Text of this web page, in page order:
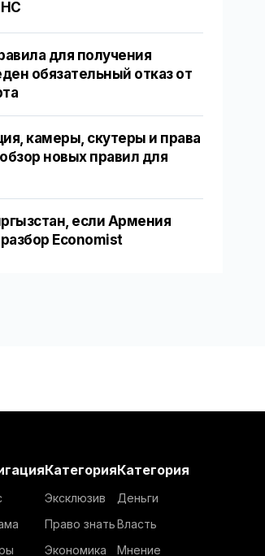
для получения
обязательный отказ от
камеры, скутеры и права
новых правил для
если Армения
Economist
Категория
Эксклюзив
Право знать
Экономика
Категория
Деньги
Власть
Мнение